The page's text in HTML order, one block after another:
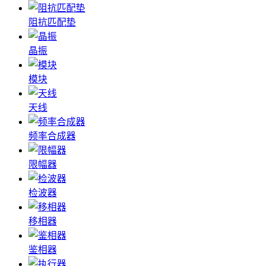
阻抗匹配垫
晶振
模块
天线
频率合成器
限幅器
检波器
移相器
鉴相器